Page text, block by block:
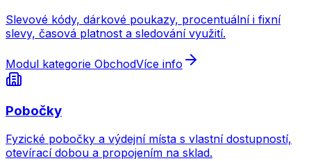
Slevové kódy, dárkové poukazy, procentuální i fixní
slevy, časová platnost a sledování využití.
Modul kategorie ObchodVíce info
Pobočky
Fyzické pobočky a výdejní místa s vlastní dostupností,
otevírací dobou a propojením na sklad.